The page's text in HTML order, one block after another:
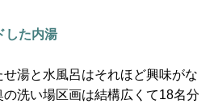
した内湯
湯と水風呂はそれほど興味がな
洗い場区画は結構広くて18名分